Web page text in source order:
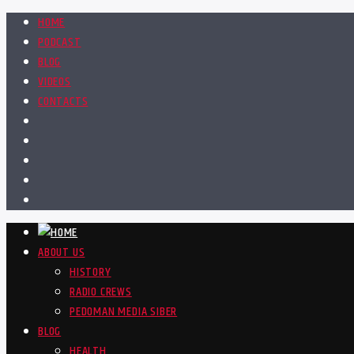
HOME
PODCAST
BLOG
VIDEOS
CONTACTS
ABOUT US
HISTORY
RADIO CREWS
PEDOMAN MEDIA SIBER
BLOG